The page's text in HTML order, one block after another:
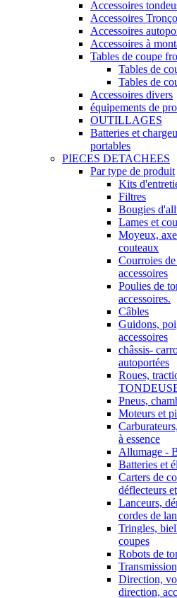
Accessoires
Accessoires
Accessoires
Accessoires à
Tables de coupe
Tables de
Tables de
Accessoires divers
équipements de
OUTILLAGES
Batteries et
portables
PIECES DETACHEES
Par type de produit
Kits
Filtres
Bougies
Lames et
Moyeux,
couteaux
Courroies
accessoires
Poulies de
accessoires.
Câbles
Guidons,
accessoires
châssis-
autoportées
Roues,
Pneus,
Moteurs et
à essence
Allumage -
Batteries et
Carters de
déflecteurs
Lanceurs,
cordes de
Tringles,
coupes
Robots de
Direction,
direction,